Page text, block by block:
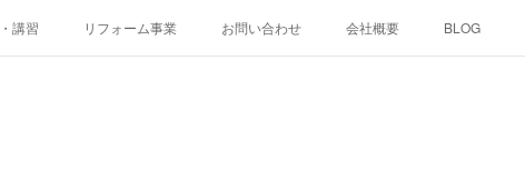
講習 リフォーム事業 お問い合わせ 会社概要 BLOG